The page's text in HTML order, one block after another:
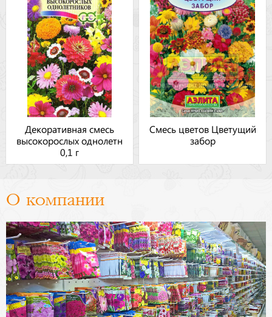
Декоративная смесь
высокорослых однолетн
0,1 г
Смесь цветов Цветущий
забор
О компании